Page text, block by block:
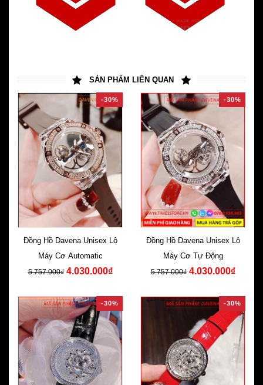
SẢN PHẨM LIÊN QUAN
-30%
Đồng Hồ Davena Unisex Lộ
Máy Cơ Automatic
5.757.000₫ 4.030.000₫
-30%
Đồng Hồ Davena Unisex Lộ
Máy Cơ Tự Động
5.757.000₫ 4.030.000₫
-30% -30%